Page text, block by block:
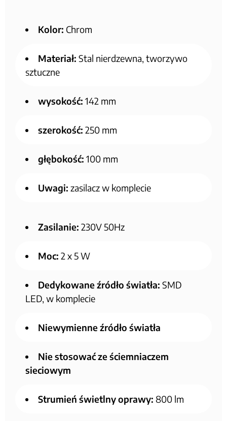
Kolor: Chrom
Materiał: Stal nierdzewna, tworzywo
sztuczne
wysokość: 142 mm
szerokość: 250 mm
głębokość: 100 mm
Uwagi: zasilacz w komplecie
Zasilanie: 230V 50Hz
Moc: 2 x 5 W
Dedykowane źródło światła: SMD
LED, w komplecie
Niewymienne źródło światła
Nie stosować ze ściemniaczem
sieciowym
Strumień świetlny oprawy: 800 lm